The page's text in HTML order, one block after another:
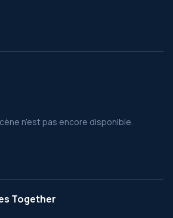
n’est pas encore disponible.
Together